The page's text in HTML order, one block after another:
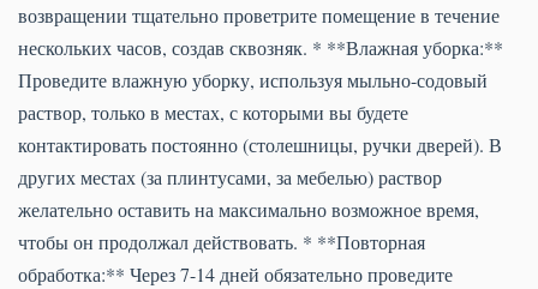
возвращении тщательно проветрите помещение в течение
нескольких часов, создав сквозняк. * **Влажная уборка:**
Проведите влажную уборку, используя мыльно-содовый
раствор, только в местах, с которыми вы будете
контактировать постоянно (столешницы, ручки дверей). В
других местах (за плинтусами, за мебелью) раствор
желательно оставить на максимально возможное время,
чтобы он продолжал действовать. * **Повторная
обработка:** Через 7-14 дней обязательно проведите